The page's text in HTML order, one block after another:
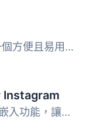
Kebo Twitter Feed 是一個方便且易用的外掛，讓您可以輕鬆地...
Instagram
Social Feed 提供簡單的嵌入功能，讓您能在 WordPress 網站上...